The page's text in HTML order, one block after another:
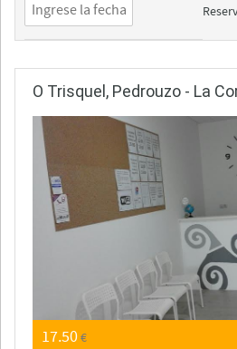
O Trisquel, Pedrouzo - La
17.50€